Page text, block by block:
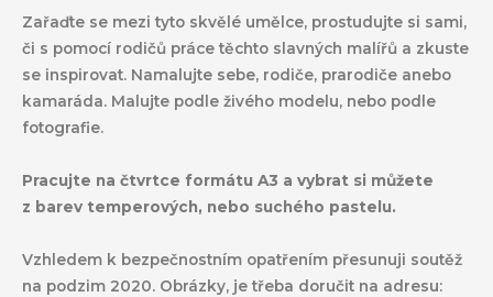
Zařaďte se mezi tyto skvělé umělce, prostudujte si sami,
či s pomocí rodičů práce těchto slavných malířů a zkuste
se inspirovat. Namalujte sebe, rodiče, prarodiče anebo
kamaráda. Malujte podle živého modelu, nebo podle
fotografie.
Pracujte na čtvrtce formátu A3 a vybrat si můžete
z barev temperových, nebo suchého pastelu.
Vzhledem k bezpečnostním opatřením přesunuji soutěž
na podzim 2020. Obrázky, je třeba doručit na adresu: